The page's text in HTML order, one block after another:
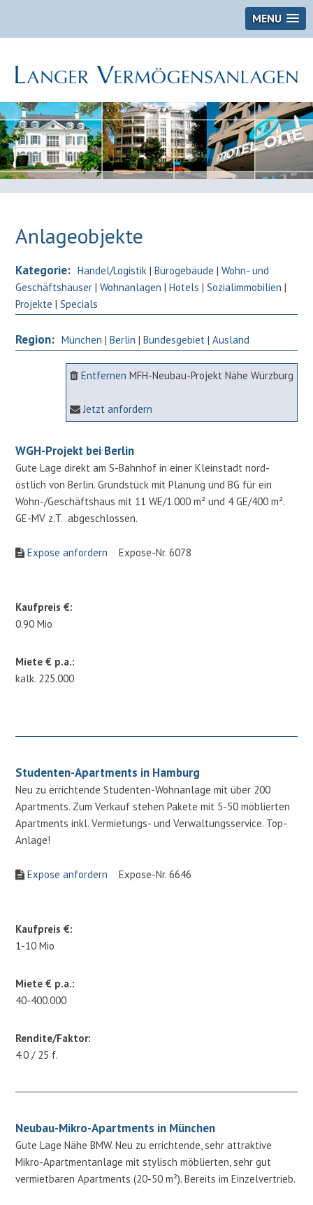
MENU
Anlageobjekte
Kategorie: Handel/Logistik |Bürogebäude |Wohn- und
Geschäftshäuser |Wohnanlagen |Hotels |Sozialimmobilien |
Projekte |Specials
Region: München |Berlin |Bundesgebiet |Ausland
Entfernen MFH-Neubau-Projekt Nähe Würzburg
Jetzt anfordern
WGH-Projekt bei Berlin
Gute Lage direkt am S-Bahnhof in einer Kleinstadt nord-
östlich von Berlin. Grundstück mit Planung und BG für ein
Wohn-/Geschäftshaus mit 11 WE/1.000 m² und 4 GE/400 m².
GE-MV z.T. abgeschlossen.
Expose anfordern Expose-Nr. 6078
Kaufpreis €:
0.90 Mio
Miete € p.a.:
kalk. 225.000
Studenten-Apartments in Hamburg
Neu zu errichtende Studenten-Wohnanlage mit über 200
Apartments. Zum Verkauf stehen Pakete mit 5-50 möblierten
Apartments inkl. Vermietungs- und Verwaltungsservice. Top-
Anlage!
Expose anfordern Expose-Nr. 6646
Kaufpreis €:
1-10 Mio
Miete € p.a.:
40-400.000
Rendite/Faktor:
4.0 / 25 f.
Neubau-Mikro-Apartments in München
Gute Lage Nähe BMW. Neu zu errichtende, sehr attraktive
Mikro-Apartmentanlage mit stylisch möblierten, sehr gut
vermietbaren Apartments (20-50 m²). Bereits im Einzelvertrieb.